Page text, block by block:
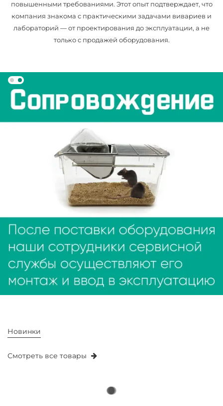
повышенными требованиями. Этот опыт подтверждает, что
компания знакома с практическими задачами вивариев и
лабораторий — от проектирования до эксплуатации, а не
только с продажей оборудования.
Новинки
Смотреть все товары